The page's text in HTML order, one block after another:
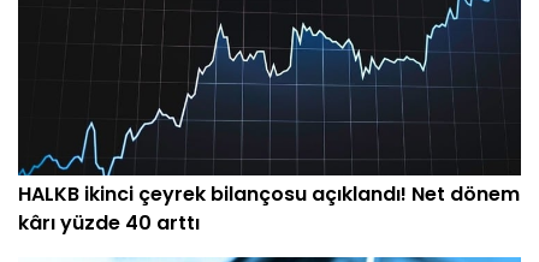
HALKB ikinci çeyrek bilançosu açıklandı! Net dönem
kârı yüzde 40 arttı